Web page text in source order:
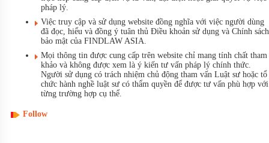
pháp lý.
Việc truy cập và sử dụng website đồng nghĩa với việc người dùng
đã đọc, hiểu và đồng ý tuân thủ Điều khoản sử dụng và Chính sách
bảo mật của FINDLAW ASIA.
Mọi thông tin được cung cấp trên website chỉ mang tính chất tham
khảo và không được xem là ý kiến tư vấn pháp lý chính thức.
Người sử dụng có trách nhiệm chủ động tham vấn Luật sư hoặc tổ
chức hành nghề luật sư có thẩm quyền để được tư vấn phù hợp với
từng trường hợp cụ thể.
Follow